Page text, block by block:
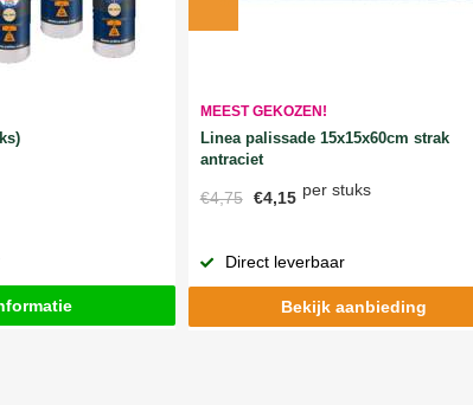
MEEST GEKOZEN!
Linea palissade 15x15x60cm strak
antraciet
€4,75 €4,15 per stuks
Direct leverbaar
Bekijk aanbieding